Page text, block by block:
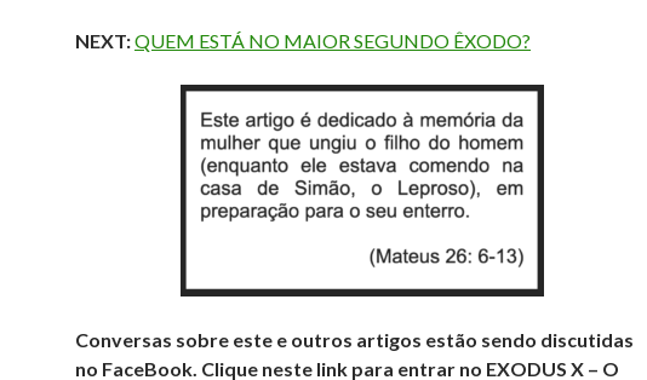
NEXT:QUEM ESTÁ NO MAIOR SEGUNDO ÊXODO?
Conversas sobre este e outros artigos estão sendo discutidas
no FaceBook. Clique neste link para entrar no EXODUS X – O